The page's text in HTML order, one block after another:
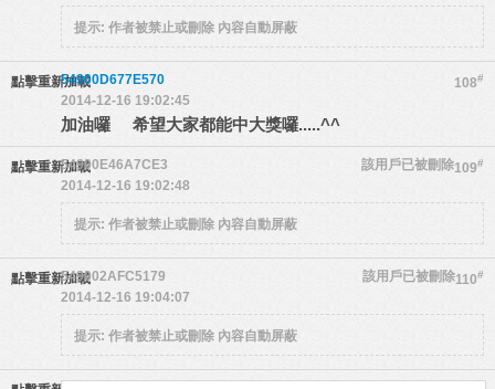
提示: 作者被禁止或刪除 內容自動屏蔽
點擊重新加載 108#
54900D677E570
2014-12-16 19:02:45
加油囉 希望大家都能中大獎囉.....^^
點擊重新加載 109#
54900E46A7CE3
該用戶已被刪除
2014-12-16 19:02:48
提示: 作者被禁止或刪除 內容自動屏蔽
點擊重新加載 110#
549002AFC5179
該用戶已被刪除
2014-12-16 19:04:07
提示: 作者被禁止或刪除 內容自動屏蔽